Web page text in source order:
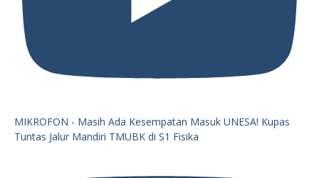
MIKROFON - Masih Ada Kesempatan Masuk UNESA! Kupas
Tuntas Jalur Mandiri TMUBK di S1 Fisika